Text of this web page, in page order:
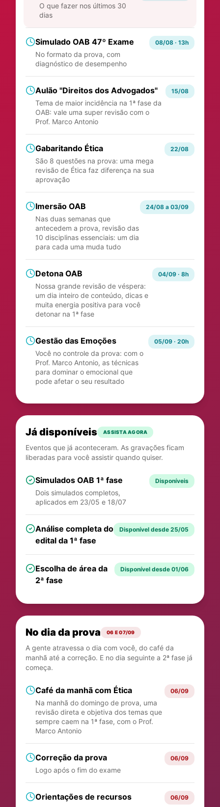
O que fazer nos últimos 30
dias
Simulado OAB 47º Exame
No formato da prova, com
diagnóstico de desempenho
08/08 · 13h
Aulão "Direitos dos Advogados"
Tema de maior incidência na 1ª fase da
OAB: vale uma super revisão com o
Prof. Marco Antonio
15/08
Gabaritando Ética
São 8 questões na prova: uma mega
revisão de Ética faz diferença na sua
aprovação
22/08
Imersão OAB
Nas duas semanas que
antecedem a prova, revisão das
10 disciplinas essenciais: um dia
para cada uma muda tudo
24/08 a 03/09
Detona OAB
Nossa grande revisão de véspera:
um dia inteiro de conteúdo, dicas e
muita energia positiva para você
detonar na 1ª fase
04/09 · 8h
Gestão das Emoções
Você no controle da prova: com o
Prof. Marco Antonio, as técnicas
para dominar o emocional que
pode afetar o seu resultado
05/09 · 20h
Já disponíveis ASSISTA AGORA
Eventos que já aconteceram. As gravações ficam
liberadas para você assistir quando quiser.
Simulados OAB 1ª fase
Dois simulados completos,
aplicados em 23/05 e 18/07
Disponíveis
Análise completa do
edital da 1ª fase
Disponível desde 25/05
Escolha de área da
2ª fase
Disponível desde 01/06
No dia da prova 06 E 07/09
A gente atravessa o dia com você, do café da
manhã até a correção. E no dia seguinte a 2ª fase já
começa.
Café da manhã com Ética
Na manhã do domingo de prova, uma
revisão direta e objetiva dos temas que
sempre caem na 1ª fase, com o Prof.
Marco Antonio
06/09
Correção da prova
Logo após o fim do exame
06/09
Orientações de recursos 06/09